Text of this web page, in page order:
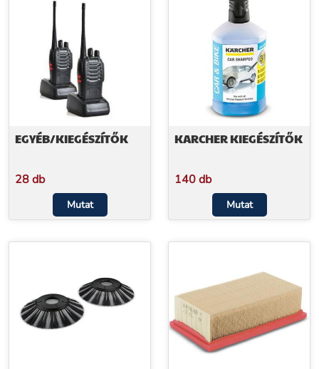
EGYÉB/KIEGÉSZÍTŐK
28 db
Mutat
KARCHER KIEGÉSZÍTŐK
140 db
Mutat